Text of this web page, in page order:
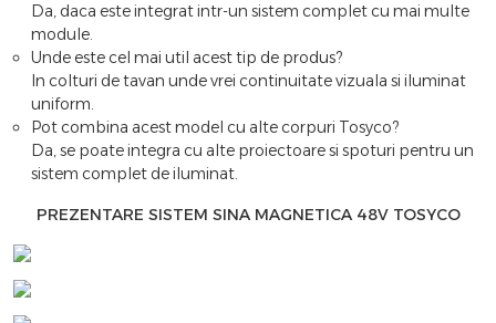
Da, daca este integrat intr-un sistem complet cu mai multe
module.
Unde este cel mai util acest tip de produs?
In colturi de tavan unde vrei continuitate vizuala si iluminat
uniform.
Pot combina acest model cu alte corpuri Tosyco?
Da, se poate integra cu alte proiectoare si spoturi pentru un
sistem complet de iluminat.
PREZENTARE SISTEM SINA MAGNETICA 48V TOSYCO